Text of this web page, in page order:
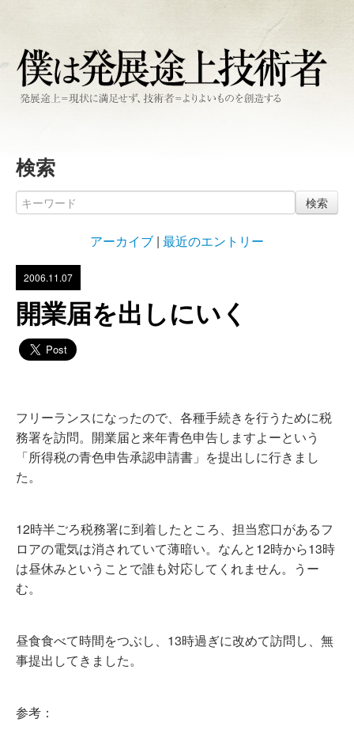
検索
検索
アーカイブ | 最近のエントリー
2006.11.07
開業届を出しにいく
フリーランスになったので、各種手続きを行うために税
務署を訪問。開業届と来年青色申告しますよーという
「所得税の青色申告承認申請書」を提出しに行きまし
た。
12時半ごろ税務署に到着したところ、担当窓口があるフ
ロアの電気は消されていて薄暗い。なんと12時から13時
は昼休みということで誰も対応してくれません。うー
む。
昼食食べて時間をつぶし、13時過ぎに改めて訪問し、無
事提出してきました。
参考：